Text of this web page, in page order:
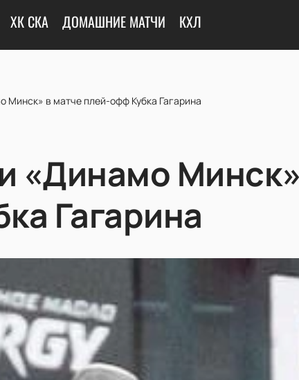
ХК СКА ДОМАШНИЕ МАТЧИ КХЛ
Минск» в матче плей-офф Кубка Гагарина
«Динамо
Гагарина